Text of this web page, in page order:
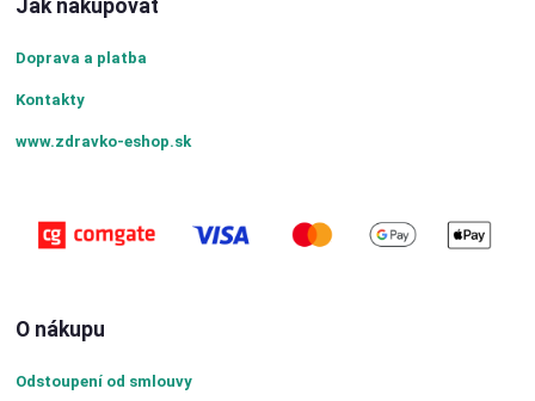
Jak nakupovat
Doprava a platba
Kontakty
www.zdravko-eshop.sk
O nákupu
Odstoupení od smlouvy